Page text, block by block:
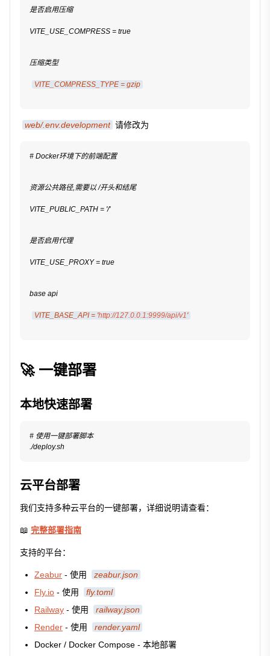
是否启用压缩
VITE_USE_COMPRESS = true
压缩类型
VITE_COMPRESS_TYPE = gzip
web/.env.development 请修改为
# Docker环境下的前端配置
资源公共路径,需要以 /开头和结尾
VITE_PUBLIC_PATH = '/'
是否启用代理
VITE_USE_PROXY = true
base api
VITE_BASE_API = 'http://127.0.0.1:9999/api/v1'
🚀 一键部署
本地快速部署
# 使用一键部署脚本
./deploy.sh
云平台部署
我们支持多种云平台的一键部署，详细说明请查看：
📖 完整部署指南
支持的平台：
Zeabur - 使用
zeabur.json
Fly.io - 使用
fly.toml
Railway - 使用
railway.json
Render - 使用
render.yaml
Docker / Docker Compose - 本地部署